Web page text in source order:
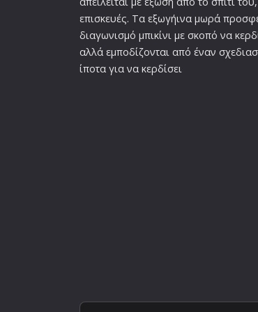
επισκευές. Τα εξωγήινα μωρά
διαγωνισμό μπικίνι με σκοπό να
αλλά εμποδίζονται από έναν
ίποτα για να κερδίσει